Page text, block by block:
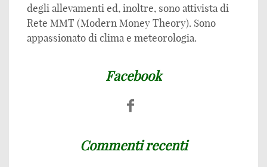
degli allevamenti ed, inoltre, sono attivista di
Rete MMT (Modern Money Theory). Sono
appassionato di clima e meteorologia.
Facebook
Commenti recenti